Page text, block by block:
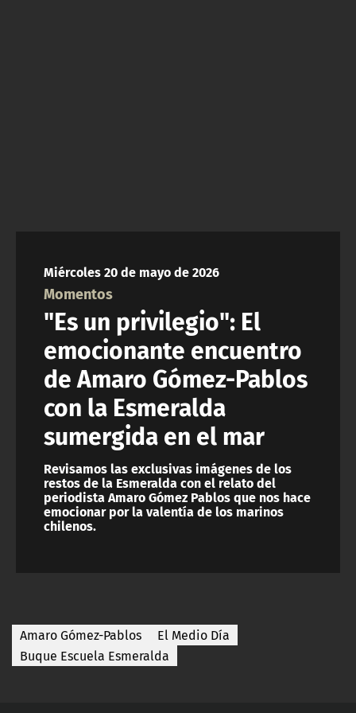
Miércoles 20 de mayo de 2026
Momentos
"Es un privilegio": El
emocionante encuentro
de Amaro Gómez-Pablos
con la Esmeralda
sumergida en el mar
Revisamos las exclusivas imágenes de los
restos de la Esmeralda con el relato del
periodista Amaro Gómez Pablos que nos hace
emocionar por la valentía de los marinos
chilenos.
Amaro Gómez-Pablos
El Medio Día
Buque Escuela Esmeralda